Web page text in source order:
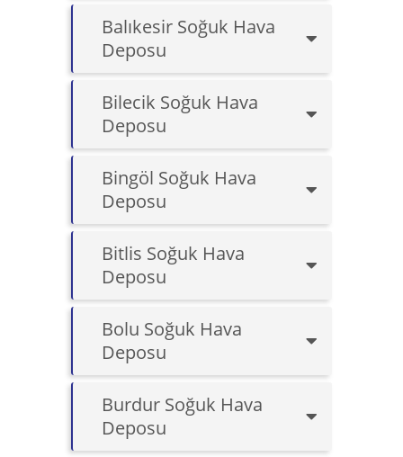
Balıkesir Soğuk Hava
Deposu
Bilecik Soğuk Hava
Deposu
Bingöl Soğuk Hava
Deposu
Bitlis Soğuk Hava
Deposu
Bolu Soğuk Hava
Deposu
Burdur Soğuk Hava
Deposu